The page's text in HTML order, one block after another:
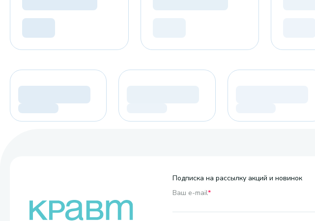
Подписка на рассылку акций и новинок
Ваш e-mail*